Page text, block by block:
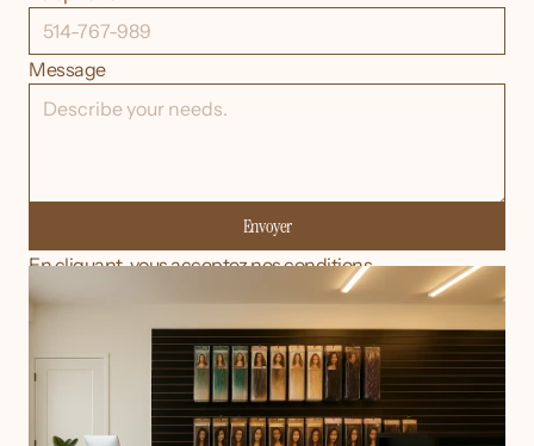
Message
Envoyer
En cliquant, vous acceptez nos conditions.